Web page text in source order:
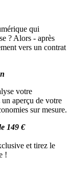
qui
? Alors - après
vers un contrat
votre
aperçu de votre
sur mesure.
149 €
et tirez le
!